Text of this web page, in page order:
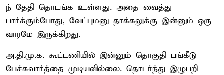
ந் தேதி தொடங்க உள்ளது. அதை வைத்து
பார்க்கும்போது, வேட்புமனு தாக்கலுக்கு இன்னும் ஒரு
வாரமே இருக்கிறது.
அ.தி.மு.க. கூட்டணியில் இன்னும் தொகுதி பங்கீடு
பேச்சுவார்த்தை முடியவில்லை. தொடர்ந்து இழுபறி